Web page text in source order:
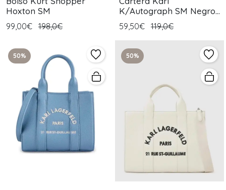
Hoxton SM
99,00€ 198,0€
K/Autograph SM Negro
Blanco
59,50€ 119,0€
50% 50%